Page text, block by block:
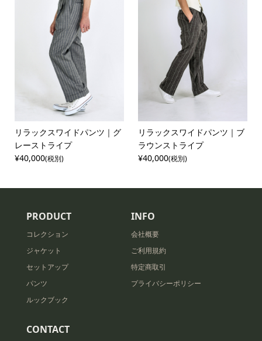
リラックスワイドパンツ｜グ
レーストライプ
¥40,000(税別)
リラックスワイドパンツ｜ブ
ラウンストライプ
¥40,000(税別)
PRODUCT
コレクション
ジャケット
セットアップ
パンツ
ルックブック
INFO
会社概要
ご利用規約
特定商取引
プライバシーポリシー
CONTACT